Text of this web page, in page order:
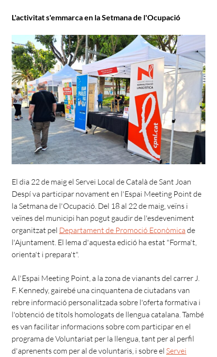
L'activitat s'emmarca en la Setmana de l'Ocupació
El dia 22 de maig el Servei Local de Català de Sant Joan
Despí va participar novament en l'Espai Meeting Point de
la Setmana de l'Ocupació. Del 18 al 22 de maig, veïns i
veïnes del municipi han pogut gaudir de l'esdeveniment
organitzat pel Departament de Promoció Econòmica de
l'Ajuntament. El lema d'aquesta edició ha estat "Forma't,
orienta't i prepara't".
A l'Espai Meeting Point, a la zona de vianants del carrer J.
F. Kennedy, gairebé una cinquantena de ciutadans van
rebre informació personalitzada sobre l'oferta formativa i
l'obtenció de títols homologats de llengua catalana. També
es van facilitar informacions sobre com participar en el
programa de Voluntariat per la llengua, tant per al perfil
d'aprenents com per al de voluntaris, i sobre el Servei